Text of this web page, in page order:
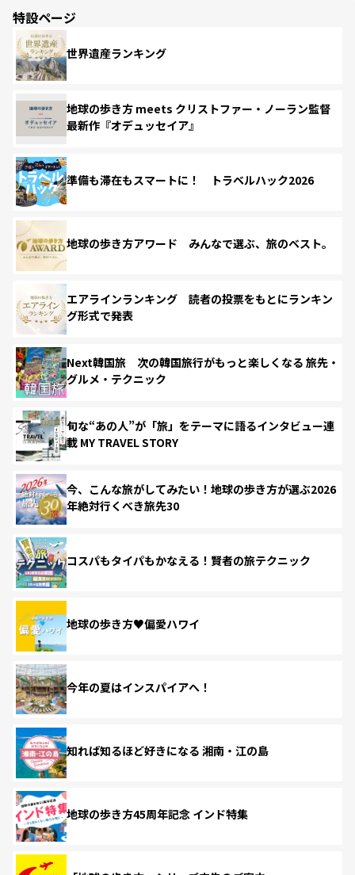
特設ページ
世界遺産ランキング
地球の歩き方 meets クリストファー・ノーラン監督
最新作『オデュッセイア』
準備も滞在もスマートに！ トラベルハック2026
地球の歩き方アワード みんなで選ぶ、旅のベスト。
エアラインランキング 読者の投票をもとにランキン
グ形式で発表
Next韓国旅 次の韓国旅行がもっと楽しくなる 旅先・
グルメ・テクニック
旬な“あの人”が「旅」をテーマに語るインタビュー連
載 MY TRAVEL STORY
今、こんな旅がしてみたい！地球の歩き方が選ぶ2026
年絶対行くべき旅先30
コスパもタイパもかなえる！賢者の旅テクニック
地球の歩き方♥偏愛ハワイ
今年の夏はインスパイアへ！
知れば知るほど好きになる 湘南・江の島
地球の歩き方45周年記念 インド特集